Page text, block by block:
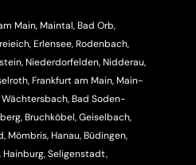
Main, Maintal, Bad Orb,
Erlensee, Rodenbach,
Niederdorfelden, Nidderau,
Frankfurt am Main, Main-
Bad Soden-
Bruchköbel, Geiselbach,
Mömbris, Hanau, Büdingen,
Seligenstadt,